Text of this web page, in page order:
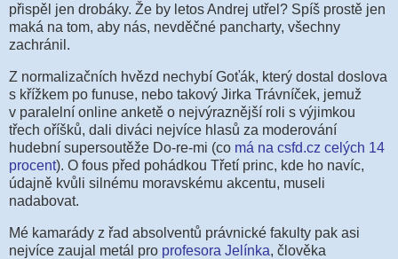
přispěl jen drobáky. Že by letos Andrej utřel? Spíš prostě jen
maká na tom, aby nás, nevděčné pancharty, všechny
zachránil.
Z normalizačních hvězd nechybí Goťák, který dostal doslova
s křížkem po funuse, nebo takový Jirka Trávníček, jemuž
v paralelní online anketě o nejvýraznější roli s výjimkou
třech oříšků, dali diváci nejvíce hlasů za moderování
hudební supersoutěže Do-re-mi (co má na csfd.cz celých 14
procent). O fous před pohádkou Třetí princ, kde ho navíc,
údajně kvůli silnému moravskému akcentu, museli
nadabovat.
Mé kamarády z řad absolventů právnické fakulty pak asi
nejvíce zaujal metál pro profesora Jelínka, člověka